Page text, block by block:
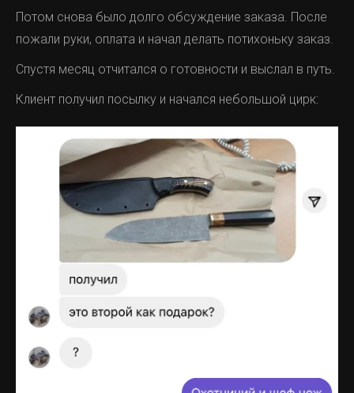
Потом снова было долго обсуждение заказа. После
пожали руки, оплата и начал делать потихоньку заказ.
Спустя месяц отчитался о готовности и выслал в путь.
Клиент получил посылку и начался небольшой цирк: